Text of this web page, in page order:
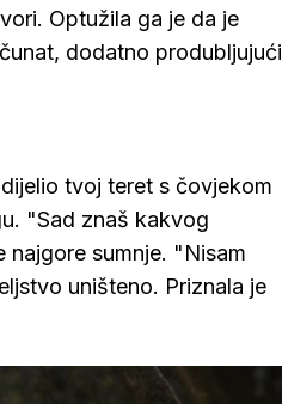
Optužila ga je da je
dodatno produbljujući
tvoj teret s čovjekom
"Sad znaš kakvog
najgore sumnje. "Nisam
uništeno. Priznala je